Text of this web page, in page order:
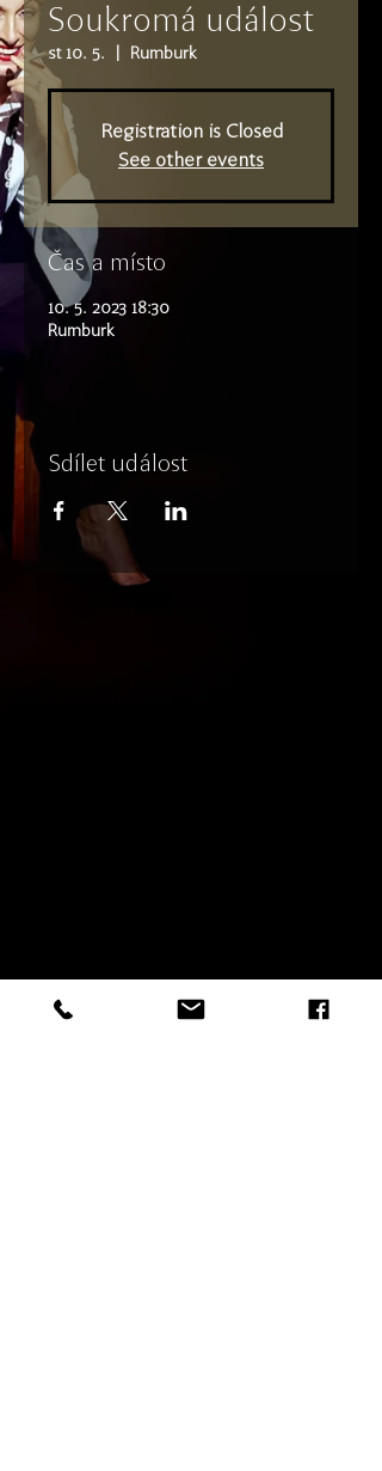
Soukromá událost
st 10. 5. Rumburk
Registration is Closed
See other events
Čas a místo
10. 5. 2023 18:30
Rumburk
Sdílet událost